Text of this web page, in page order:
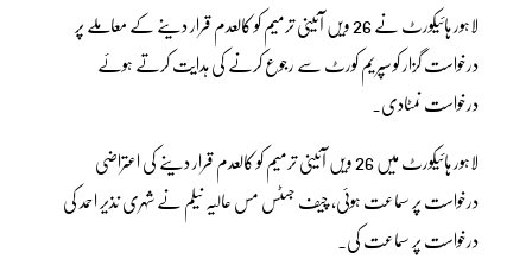
لاہور ہائیکورٹ نے 26 ویں آئینی ترمیم کو کالعدم قرار دینے کے معاملے پر
درخواست گزار کو سپریم کورٹ سے رجوع کرنے کی ہدایت کرتے ہوئے
درخواست نمٹادی۔
لاہور ہائیکورٹ میں 26 ویں آئینی ترمیم کو کالعدم قرار دینے کی اعتراضی
درخواست پر سماعت ہوئی، چیف جسٹس مس عالیہ نیلم نے شہری نذیر احمد کی
درخواست پر سماعت کی۔